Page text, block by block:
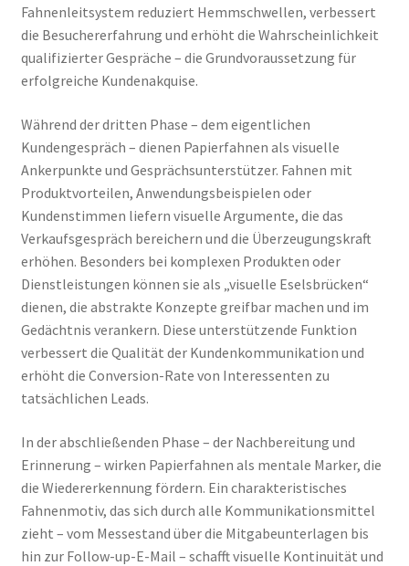
Fahnenleitsystem reduziert Hemmschwellen, verbessert
die Besuchererfahrung und erhöht die Wahrscheinlichkeit
qualifizierter Gespräche – die Grundvoraussetzung für
erfolgreiche Kundenakquise.
Während der dritten Phase – dem eigentlichen
Kundengespräch – dienen Papierfahnen als visuelle
Ankerpunkte und Gesprächsunterstützer. Fahnen mit
Produktvorteilen, Anwendungsbeispielen oder
Kundenstimmen liefern visuelle Argumente, die das
Verkaufsgespräch bereichern und die Überzeugungskraft
erhöhen. Besonders bei komplexen Produkten oder
Dienstleistungen können sie als „visuelle Eselsbrücken“
dienen, die abstrakte Konzepte greifbar machen und im
Gedächtnis verankern. Diese unterstützende Funktion
verbessert die Qualität der Kundenkommunikation und
erhöht die Conversion-Rate von Interessenten zu
tatsächlichen Leads.
In der abschließenden Phase – der Nachbereitung und
Erinnerung – wirken Papierfahnen als mentale Marker, die
die Wiedererkennung fördern. Ein charakteristisches
Fahnenmotiv, das sich durch alle Kommunikationsmittel
zieht – vom Messestand über die Mitgabeunterlagen bis
hin zur Follow-up-E-Mail – schafft visuelle Kontinuität und